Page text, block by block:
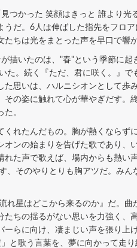
つかった 笑顔はきっと 誰より
うだ。6人は伸ばした指先をフロ
ちは光をまとった声を早口で響
描いたのは、"春"という季節に
た。続く『ただ、君に咲く。』
思いは、ハルニシオンとして
その姿に触れて心が華やぎだす
。
れたんだもの。胸が熱くならず
オンの始まりを告げた歌であり
た声で歌えば、場内からも熱
、そのやりとりも胸アツだ。み
れ星はどこから来るのか』だ。
ちの揺るがない思いを力強く
ーらに向け、凄まじい声を張り
と歌う言葉を、夢に向かって走